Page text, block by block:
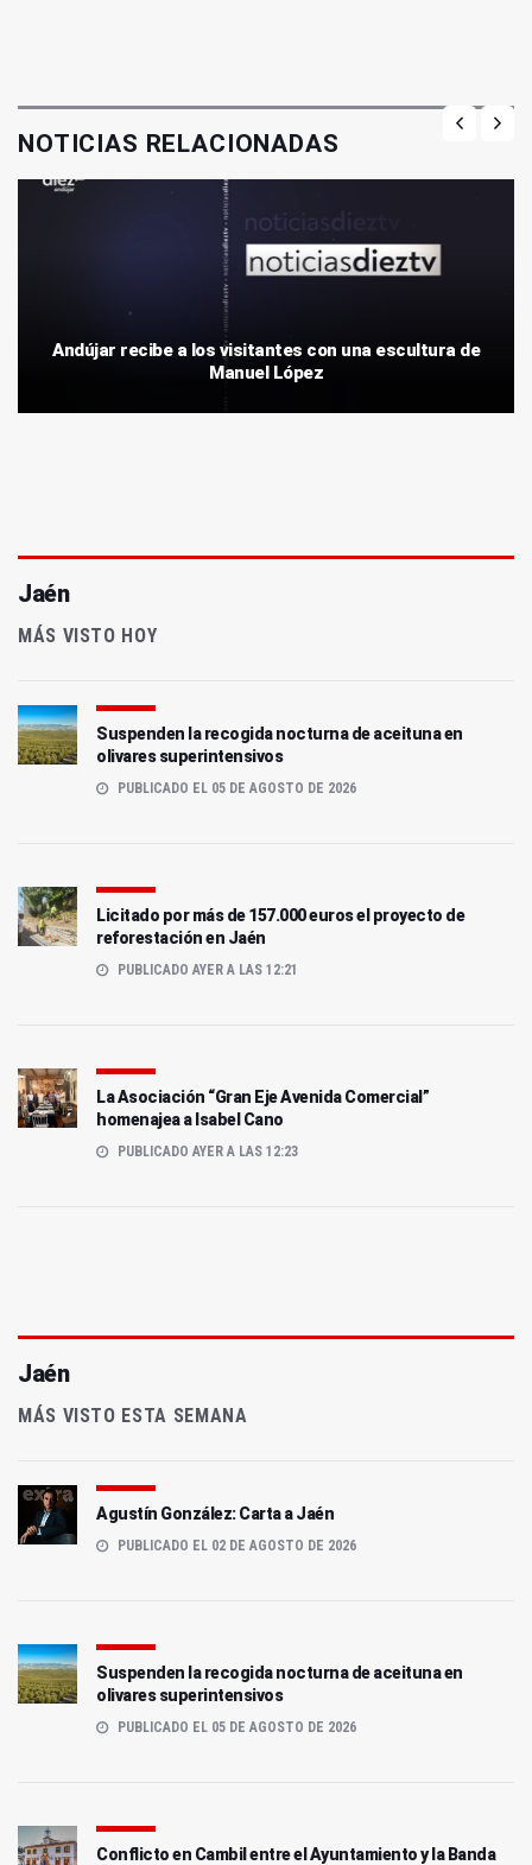
NOTICIAS RELACIONADAS
Andújar recibe a los visitantes con una escultura de
Manuel López
Jaén
MÁS VISTO HOY
Suspenden la recogida nocturna de aceituna en
olivares superintensivos
PUBLICADO EL 05 DE AGOSTO DE 2026
Licitado por más de 157.000 euros el proyecto de
reforestación en Jaén
PUBLICADO AYER A LAS 12:21
La Asociación “Gran Eje Avenida Comercial”
homenajea a Isabel Cano
PUBLICADO AYER A LAS 12:23
Jaén
MÁS VISTO ESTA SEMANA
Agustín González: Carta a Jaén
PUBLICADO EL 02 DE AGOSTO DE 2026
Suspenden la recogida nocturna de aceituna en
olivares superintensivos
PUBLICADO EL 05 DE AGOSTO DE 2026
Conflicto en Cambil entre el Ayuntamiento y la Banda